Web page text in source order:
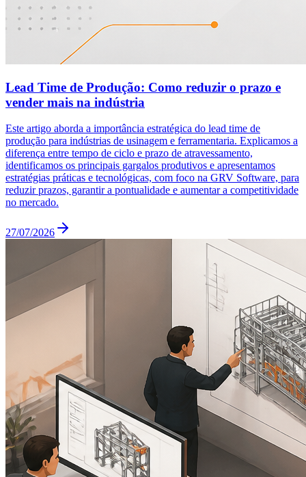
Lead Time de Produção: Como reduzir o prazo e
vender mais na indústria
Este artigo aborda a importância estratégica do lead time de
produção para indústrias de usinagem e ferramentaria. Explicamos a
diferença entre tempo de ciclo e prazo de atravessamento,
identificamos os principais gargalos produtivos e apresentamos
estratégias práticas e tecnológicas, com foco na GRV Software, para
reduzir prazos, garantir a pontualidade e aumentar a competitividade
no mercado.
27/07/2026